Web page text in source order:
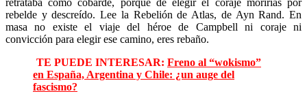
rebelde y descreído. Lee la Rebelión de Atlas, de Ayn Rand. En
masa no existe el viaje del héroe de Campbell ni coraje ni
convicción para elegir ese camino, eres rebaño.
TE PUEDE INTERESAR: Freno al “wokismo”
en España, Argentina y Chile: ¿un auge del
fascismo?